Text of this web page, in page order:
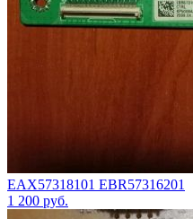
EAX57318101 EBR57316201
1 200 руб.